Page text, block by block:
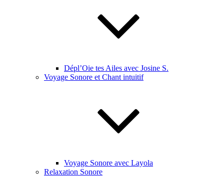
Dépl’Oie tes Ailes avec Josine S.
Voyage Sonore et Chant intuitif
Voyage Sonore avec Layola
Relaxation Sonore